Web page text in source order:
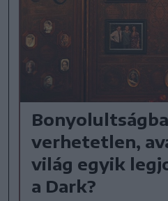
verhetetlen,
világ egyik
a Dark?